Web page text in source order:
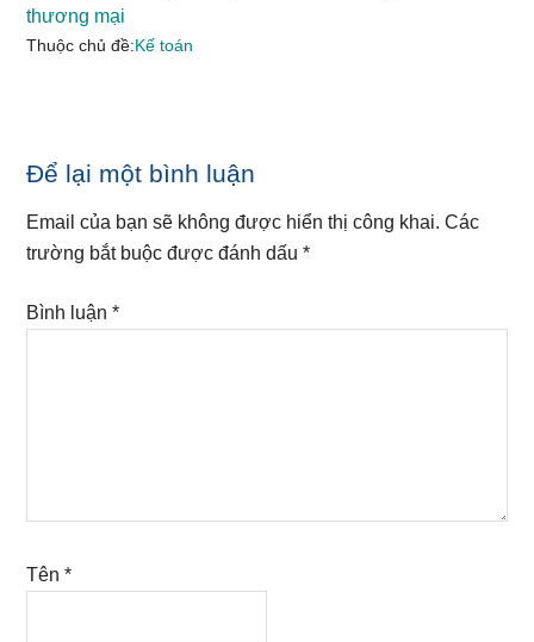
thương mại
Thuộc chủ đề:Kế toán
Reader
Interactions
Để lại một bình luận
Email của bạn sẽ không được hiển thị công khai. Các
trường bắt buộc được đánh dấu*
Bình luận*
Tên*